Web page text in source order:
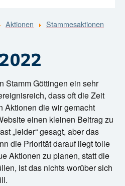
Aktionen
Stammesaktionen
Stamm Göttingen ein sehr
dass oft die Zeit
Aktionen die wir gemacht
einen kleinen Beitrag zu
„leider“ gesagt, aber das
die Priorität darauf liegt tolle
Aktionen zu planen, statt die
ist das nichts worüber sich